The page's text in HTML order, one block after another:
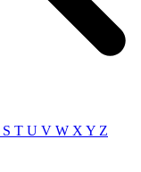
S T U V W XY Z